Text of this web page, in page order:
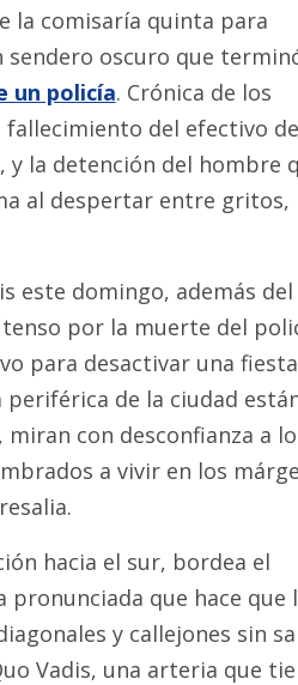
la comisaría quinta para
oscuro que
un policía. Crónica de los
del efectivo
y la detención del hombre
al despertar entre gritos,
este domingo, además del
por la muerte del
para desactivar una fiesta
periférica de la ciudad
miran con desconfianza a
a vivir en los
hacia el sur, bordea el
que hace que
y callejones sin
Vadis, una arteria que